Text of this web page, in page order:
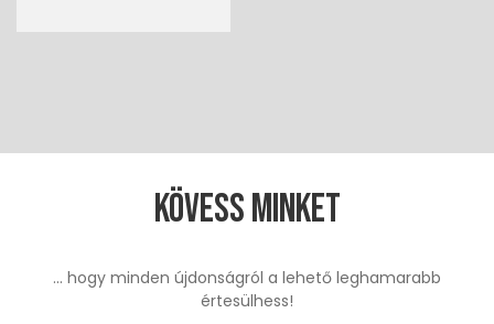
Kövess minket
... hogy minden újdonságról a lehető leghamarabb
értesülhess!